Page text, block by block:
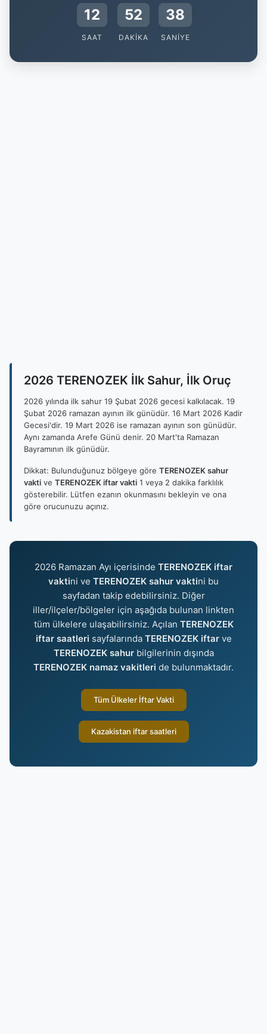
12
SAAT
52
DAKIKA
37
SANIYE
2026 TERENOZEK İlk Sahur, İlk Oruç
2026 yılında ilk sahur 19 Şubat 2026 gecesi kalkılacak. 19
Şubat 2026 ramazan ayının ilk günüdür. 16 Mart 2026 Kadir
Gecesi'dir. 19 Mart 2026 ise ramazan ayının son günüdür.
Aynı zamanda Arefe Günü denir. 20 Mart'ta Ramazan
Bayramının ilk günüdür.
Dikkat: Bulunduğunuz bölgeye göre TERENOZEK sahur
vakti ve TERENOZEK iftar vakti 1 veya 2 dakika farklılık
gösterebilir. Lütfen ezanın okunmasını bekleyin ve ona
göre orucunuzu açınız.
2026 Ramazan Ayı içerisinde TERENOZEK iftar
vaktini ve TERENOZEK sahur vaktini bu
sayfadan takip edebilirsiniz. Diğer
iller/ilçeler/bölgeler için aşağıda bulunan linkten
tüm ülkelere ulaşabilirsiniz. Açılan TERENOZEK
iftar saatleri sayfalarında TERENOZEK iftarve
TERENOZEK sahurbilgilerinin dışında
TERENOZEK namaz vakitleri de bulunmaktadır.
Tüm Ülkeler İftar Vakti
Kazakistan iftar saatleri